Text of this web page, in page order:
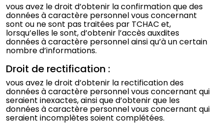
vous avez le droit d’obtenir la confirmation que des
données à caractère personnel vous concernant
sont ou ne sont pas traitées par TCHAC et,
lorsqu’elles le sont, d’obtenir l’accès auxdites
données à caractère personnel ainsi qu’à un certain
nombre d’informations.
Droit de rectification :
vous avez le droit d’obtenir la rectification des
données à caractère personnel vous concernant qui
seraient inexactes, ainsi que d’obtenir que les
données à caractère personnel vous concernant qui
seraient incomplètes soient complétées.